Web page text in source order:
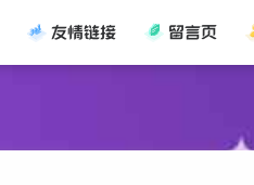
友情链接 留言页